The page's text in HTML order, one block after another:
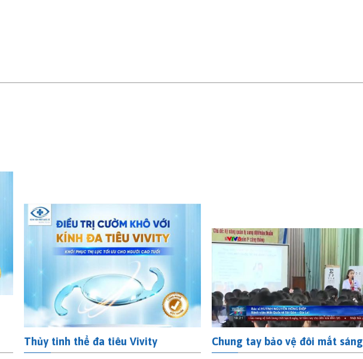
Thủy tinh thể đa tiêu Vivity Chung tay bảo vệ đôi mắt sáng